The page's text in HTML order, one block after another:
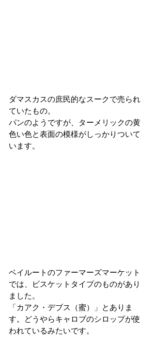
ダマスカスの庶民的なスークで売られ
ていたもの。
パンのようですが、ターメリックの黄
色い色と表面の模様がしっかりついて
います。
ベイルートのファーマーズマーケット
では、ビスケットタイプのものがあり
ました。
「カアク・デブス（蜜）」とありま
す。どうやらキャロブのシロップが使
われているみたいです。